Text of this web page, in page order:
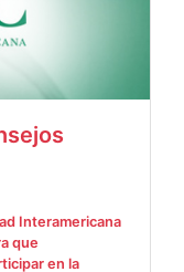
Interamericana
que
en la